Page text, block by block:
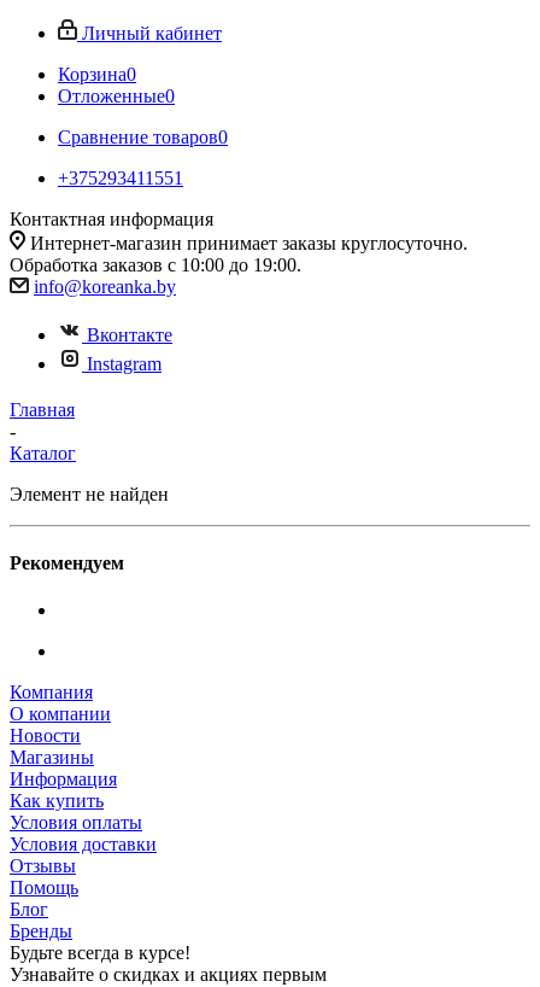
Личный кабинет
Корзина0
Отложенные0
Сравнение товаров0
+375293411551
Контактная информация
Интернет-магазин принимает заказы круглосуточно.
Обработка заказов с 10:00 до 19:00.
info@koreanka.by
Вконтакте
Instagram
Главная
-
Каталог
Элемент не найден
Рекомендуем
Компания
О компании
Новости
Магазины
Информация
Как купить
Условия оплаты
Условия доставки
Отзывы
Помощь
Блог
Бренды
Будьте всегда в курсе!
Узнавайте о скидках и акциях первым